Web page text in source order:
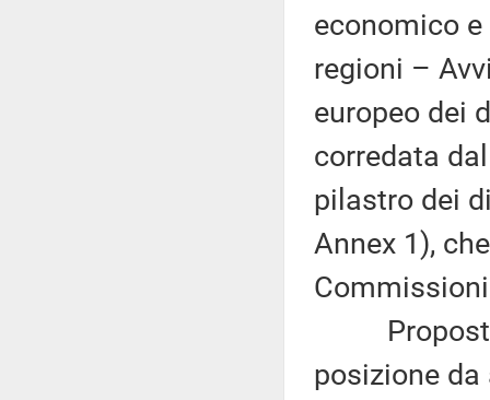
economico
regioni –
europeo dei
corredata
pilastro dei
Annex 1),
Proposta
posizione da